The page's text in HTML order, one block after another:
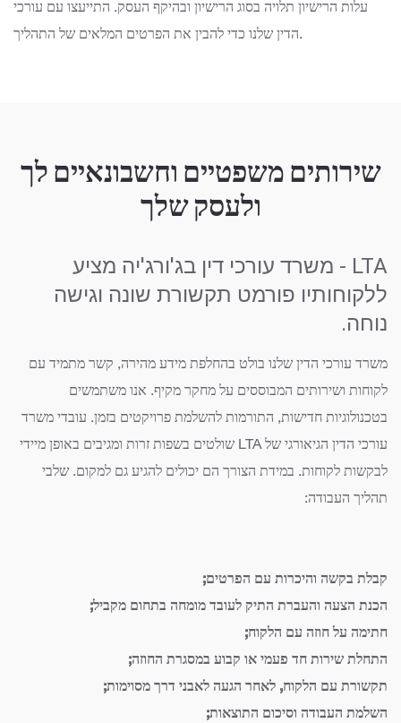
עלות הרישיון תלויה בסוג הרישיון ובהיקף העסק. התייעצו עם עורכי
הדין שלנו כדי להבין את הפרטים המלאים של התהליך.
שירותים משפטיים וחשבונאיים לך
ולעסק שלך
LTA - משרד עורכי דין בג'ורג'יה מציע
ללקוחותיו פורמט תקשורת שונה וגישה
נוחה.
משרד עורכי הדין שלנו בולט בהחלפת מידע מהירה, קשר מתמיד עם
לקוחות ושירותים המבוססים על מחקר מקיף. אנו משתמשים
בטכנולוגיות חדישות, התורמות להשלמת פרויקטים בזמן. עובדי משרד
עורכי הדין הגיאורגי של LTA שולטים בשפות זרות ומגיבים באופן מיידי
לבקשות לקוחות. במידת הצורך הם יכולים להגיע גם למקום. שלבי
תהליך העבודה:
קבלת בקשה והיכרות עם הפרטים;
הכנת הצעה והעברת התיק לעובד מומחה בתחום מקביל;
חתימה על חוזה עם הלקוח;
התחלת שירות חד פעמי או קבוע במסגרת החוזה;
תקשורת עם הלקוח, לאחר הגעה לאבני דרך מסוימות;
השלמת העבודה וסיכום התוצאות;